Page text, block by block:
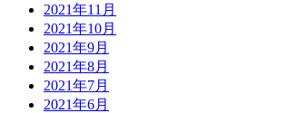
2021年11月
2021年10月
2021年9月
2021年8月
2021年7月
2021年6月